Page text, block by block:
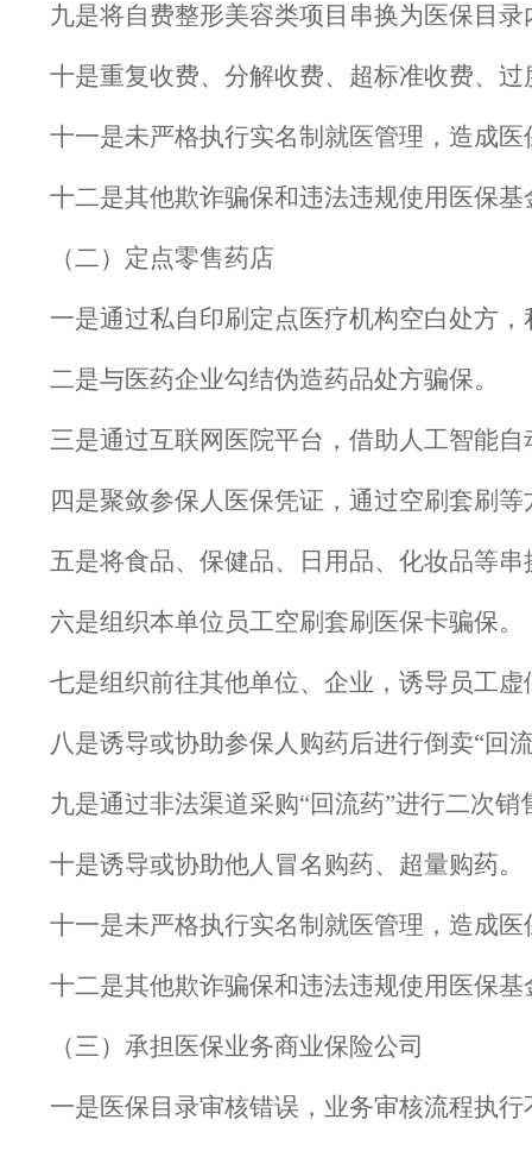
九是将自费整形美容类项目串换为医保目
十是重复收费、分解收费、超标准收费、
十一是未严格执行实名制就医管理，造成
十二是其他欺诈骗保和违法违规使用医保
（二）定点零售药店
一是通过私自印刷定点医疗机构空白处方
二是与医药企业勾结伪造药品处方骗保。
三是通过互联网医院平台，借助人工智能
四是聚敛参保人医保凭证，通过空刷套刷
五是将食品、保健品、日用品、化妆品等
六是组织本单位员工空刷套刷医保卡骗保。
七是组织前往其他单位、企业，诱导员工虚
八是诱导或协助参保人购药后进行倒卖“回
九是通过非法渠道采购“回流药”进行二次
十是诱导或协助他人冒名购药、超量购药。
十一是未严格执行实名制就医管理，造成
十二是其他欺诈骗保和违法违规使用医保
（三）承担医保业务商业保险公司
一是医保目录审核错误，业务审核流程执